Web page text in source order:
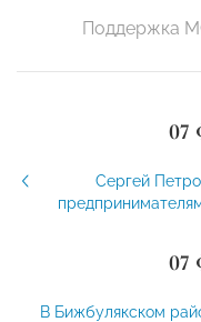
Поддержка
07
Сергей
07
В Бижбулякском